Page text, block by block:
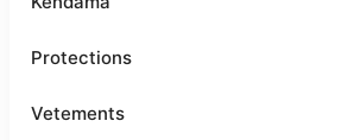
Protections
Vetements